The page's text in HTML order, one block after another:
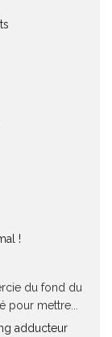
!
du fond du
mettre...
adducteur